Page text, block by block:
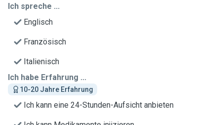
Ich spreche ...
Englisch
Französisch
Italienisch
Ich habe Erfahrung ...
10-20 Jahre Erfahrung
Ich kann eine 24-Stunden-Aufsicht anbieten